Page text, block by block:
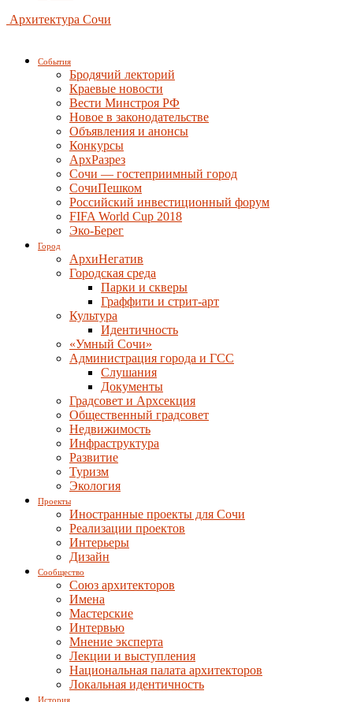
Архитектура Сочи
События
Бродячий лекторий
Краевые новости
Вести Минстроя РФ
Новое в законодательстве
Объявления и анонсы
Конкурсы
АрхРазрез
Сочи — гостеприимный город
СочиПешком
Российский инвестиционный форум
FIFA World Cup 2018
Эко-Берег
Город
АрхиНегатив
Городская среда
Парки и скверы
Граффити и стрит-арт
Культура
Идентичность
«Умный Сочи»
Администрация города и ГСС
Слушания
Документы
Градсовет и Архсекция
Общественный градсовет
Недвижимость
Инфраструктура
Развитие
Туризм
Экология
Проекты
Иностранные проекты для Сочи
Реализации проектов
Интерьеры
Дизайн
Сообщество
Союз архитекторов
Имена
Мастерские
Интервью
Мнение эксперта
Лекции и выступления
Национальная палата архитекторов
Локальная идентичность
История